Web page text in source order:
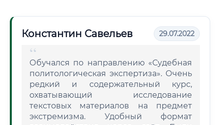
Константин Савельев 29.07.2022
Обучался по направлению «Судебная
политологическая экспертиза». Очень
редкий и содержательный курс,
охватывающий исследование
текстовых материалов на предмет
экстремизма. Удобный формат